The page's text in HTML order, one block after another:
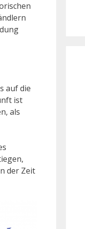
auf die
ist
als
der Zeit